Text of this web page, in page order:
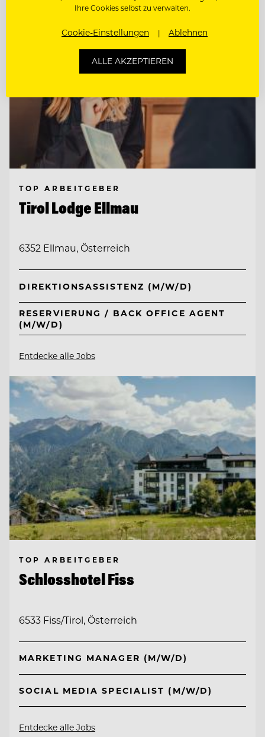
TOP ARBEITGEBER
Tirol Lodge Ellmau
6352 Ellmau, Österreich
DIREKTIONSASSISTENZ (M/W/D)
RESERVIERUNG / BACK OFFICE AGENT
(M/W/D)
Entdecke alle Jobs
TOP ARBEITGEBER
Schlosshotel Fiss
6533 Fiss/Tirol, Österreich
MARKETING MANAGER (M/W/D)
SOCIAL MEDIA SPECIALIST (M/W/D)
Entdecke alle Jobs
Ihre Cookies selbst zu verwalten.
Cookie-Einstellungen Ablehnen
ALLE AKZEPTIEREN